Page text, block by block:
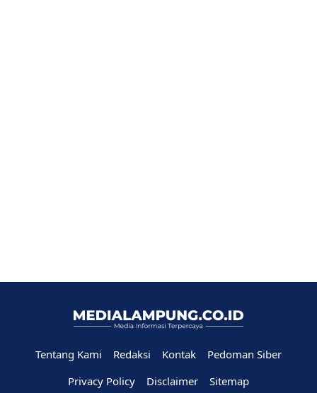
Tentang Kami Redaksi Kontak
Pedoman Siber
Privacy Policy
Disclaimer Sitemap